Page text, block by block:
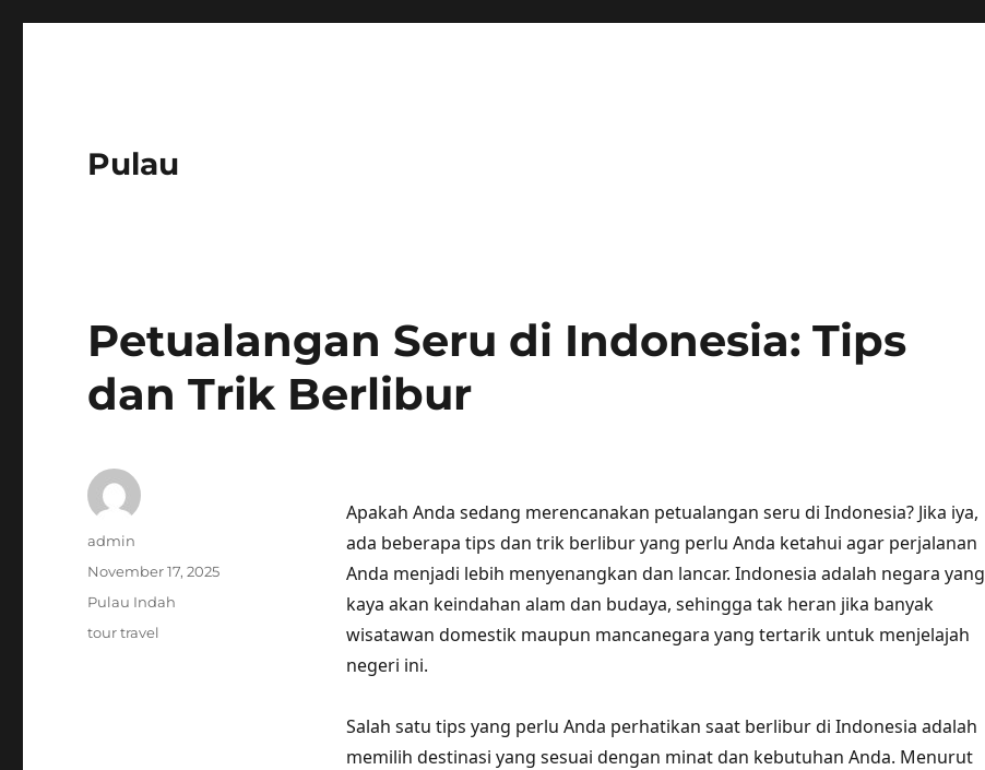
Pulau
Petualangan Seru di Indonesia: Tips
dan Trik Berlibur
Apakah Anda sedang merencanakan petualangan seru di Indonesia? Jika iya,
ada beberapa tips dan trik berlibur yang perlu Anda ketahui agar perjalanan
Anda menjadi lebih menyenangkan dan lancar. Indonesia adalah negara yang
kaya akan keindahan alam dan budaya, sehingga tak heran jika banyak
wisatawan domestik maupun mancanegara yang tertarik untuk menjelajah
negeri ini.
Salah satu tips yang perlu Anda perhatikan saat berlibur di Indonesia adalah
memilih destinasi yang sesuai dengan minat dan kebutuhan Anda. Menurut
Author
admin
Posted
November 17, 2025
Categories
Pulau Indah
Tags
tour travel